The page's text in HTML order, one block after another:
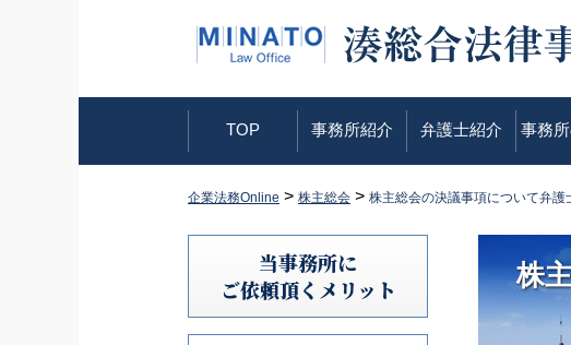
TOP 事務所紹介 弁護士紹介 事務
企業法務Online > 株主総会 > 株主総会の決議事項について弁護
株
当事務所に
ご依頼頂くメリット